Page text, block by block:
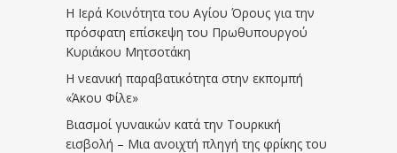
Η Ιερά Κοινότητα του Αγίου Όρους για την
πρόσφατη επίσκεψη του Πρωθυπουργού
Κυριάκου Μητσοτάκη
Η νεανική παραβατικότητα στην εκπομπή
«Άκου Φίλε»
Βιασμοί γυναικών κατά την Τουρκική
εισβολή – Μια ανοιχτή πληγή της φρίκης του